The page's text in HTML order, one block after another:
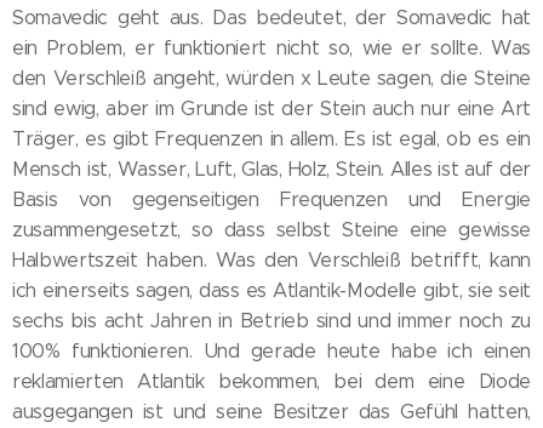
Somavedic geht aus. Das bedeutet, der Somavedic hat
ein Problem, er funktioniert nicht so, wie er sollte. Was
den Verschleiß angeht, würden x Leute sagen, die Steine
sind ewig, aber im Grunde ist der Stein auch nur eine Art
Träger, es gibt Frequenzen in allem. Es ist egal, ob es ein
Mensch ist, Wasser, Luft, Glas, Holz, Stein. Alles ist auf der
Basis von gegenseitigen Frequenzen und Energie
zusammengesetzt, so dass selbst Steine eine gewisse
Halbwertszeit haben. Was den Verschleiß betrifft, kann
ich einerseits sagen, dass es Atlantik-Modelle gibt, sie seit
sechs bis acht Jahren in Betrieb sind und immer noch zu
100% funktionieren. Und gerade heute habe ich einen
reklamierten Atlantik bekommen, bei dem eine Diode
ausgegangen ist und seine Besitzer das Gefühl hatten,